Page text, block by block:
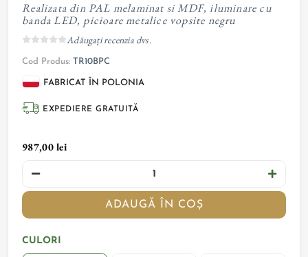
Realizata din PAL melaminat si MDF, iluminare cu
banda LED, picioare metalice vopsite negru
Adăugați recenzia dvs.
Cod Produs: TR10BPC
FABRICAT ÎN POLONIA
EXPEDIERE GRATUITĂ
987,00 lei
ADAUGĂ ÎN COȘ
CULORI